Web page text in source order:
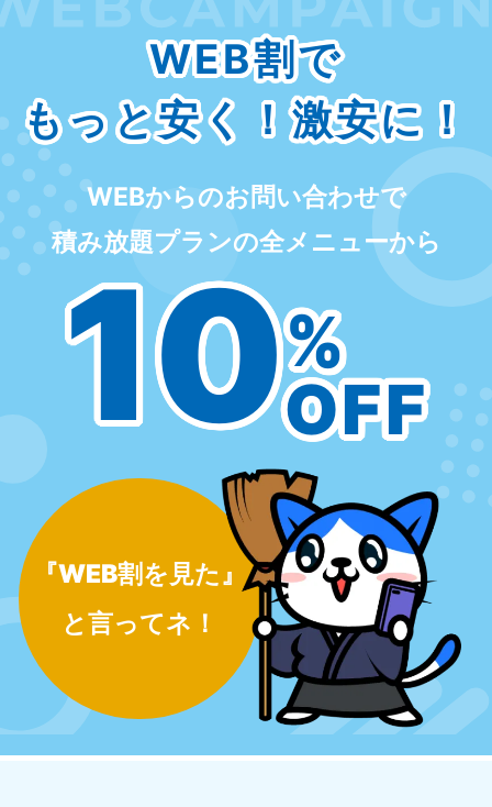
WEB割で
もっと安く！激安に！
WEBからのお問い合わせで
積み放題プランの全メニューから
10%
OFF
『WEB割を見た』
と言ってネ！